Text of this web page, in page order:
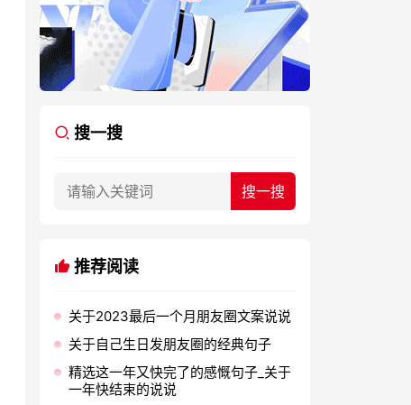
搜一搜
推荐阅读
关于2023最后一个月朋友圈文案说说
关于自己生日发朋友圈的经典句子
精选这一年又快完了的感慨句子_关于
一年快结束的说说